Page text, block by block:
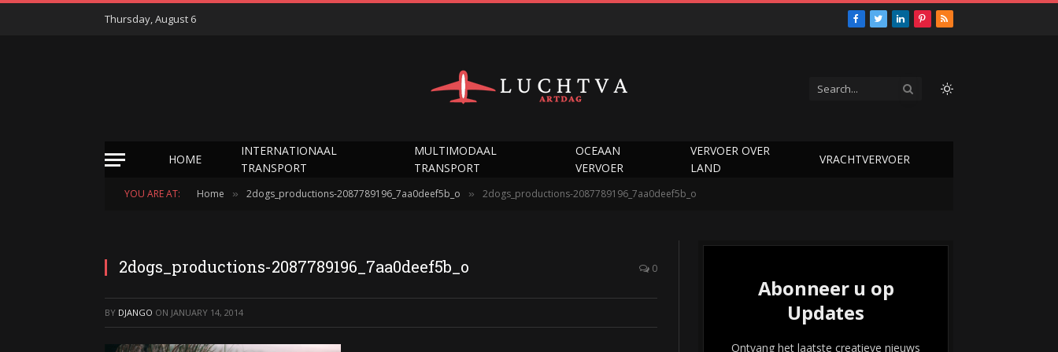
Thursday, August 6 Facebook
TwitterLinkedInPinterest
RSS
HOME
INTERNATIONAAL
TRANSPORT
MULTIMODAAL
TRANSPORT
OCEAAN
VERVOER
VERVOER OVER
LAND
VRACHTVERVOER
YOU ARE AT: Home » 2dogs_productions-2087789196_7aa0deef5b_o » 2dogs_productions-2087789196_7aa0deef5b_o
2dogs_productions-2087789196_7aa0deef5b_o 0
BY DJANGO ON JANUARY 14, 2014
Abonneer u op
Updates
Ontvang het laatste creatieve nieuws